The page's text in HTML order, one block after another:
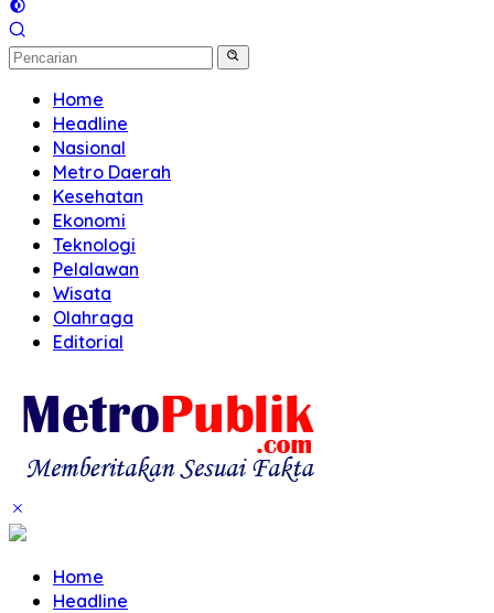
Home
Headline
Nasional
Metro Daerah
Kesehatan
Ekonomi
Teknologi
Pelalawan
Wisata
Olahraga
Editorial
Home
Headline